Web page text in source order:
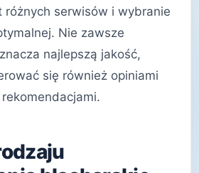
różnych serwisów i wybranie
Nie zawsze
najlepszą jakość,
się również opiniami